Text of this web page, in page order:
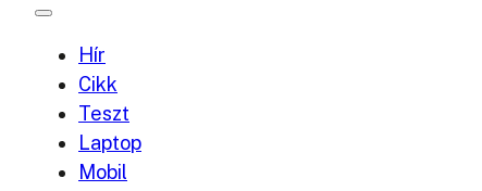
Hír
Cikk
Teszt
Laptop
Mobil